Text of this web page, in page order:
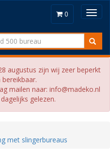
0
augustus zijn wij zeer beperkt
mailen naar: info@madeko.nl
gelezen.
met slingerbureaus